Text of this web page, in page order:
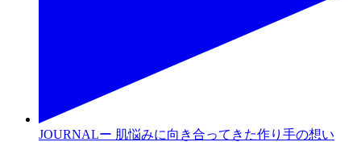
JOURNALー 肌悩みに向き合ってきた作り手の想い